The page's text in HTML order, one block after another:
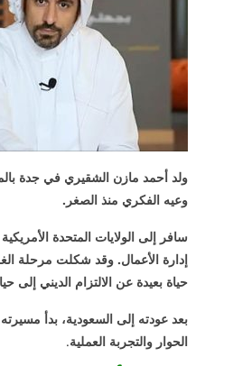
وعيه الفكري منذ الصغر.
سافر إلى الولايات المتحدة
إدارة الأعمال. وقد شكلت مرحلة
حياة بعيدة عن الالتزام الديني إلى
بعد عودته إلى السعودية، بدأ
الحوار والتجربة العملية.